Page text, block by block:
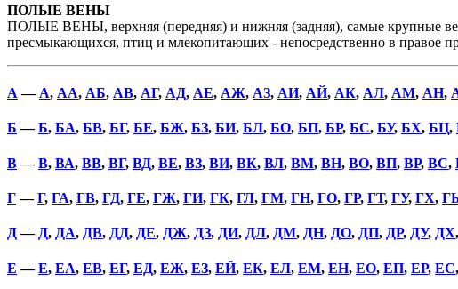
ПОЛЫЕ ВЕНЫ
ПОЛЫЕ ВЕНЫ, верхняя (передняя) и нижняя (задняя), самые крупные
пресмыкающихся, птиц и млекопитающих - непосредственно в правое
А — А, АА, АБ, АВ, АГ, АД, АЕ, АЖ, АЗ, АИ, АЙ, АК, АЛ, АМ, АН,
Б —Б, БА, БВ, БГ, БЕ, БЖ, БЗ, БИ, БЛ, БО, БП, БР, БС, БУ, БХ, БЦ,
В—В, ВА, ВВ, ВГ, ВД, ВЕ, ВЗ, ВИ, ВК, ВЛ, ВМ, ВН, ВО, ВП, ВР, ВС,
Г—Г, ГА, ГВ, ГД, ГЕ, ГЖ, ГИ, ГК, ГЛ, ГМ, ГН, ГО, ГР, ГТ, ГУ, ГХ,
Д— Д, ДА, ДВ, ДД, ДЕ, ДЖ, ДЗ, ДИ, ДЛ, ДМ, ДН, ДО, ДП, ДР, ДУ, ДХ,
Е —Е, ЕА, ЕВ, ЕГ, ЕД, ЕЖ, ЕЗ, ЕЙ, ЕК, ЕЛ, ЕМ, ЕН, ЕО, ЕП, ЕР, ЕС,